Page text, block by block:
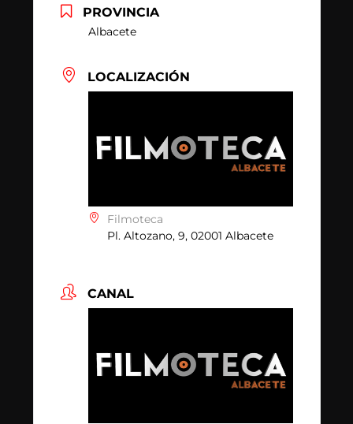
PROVINCIA
Albacete
LOCALIZACIÓN
Filmoteca
Pl. Altozano, 9, 02001 Albacete
CANAL